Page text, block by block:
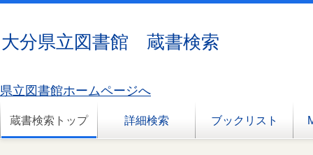
大分県立図書館 蔵書検索
県立図書館ホームページへ
蔵書検索トップ 詳細検索 ブックリスト